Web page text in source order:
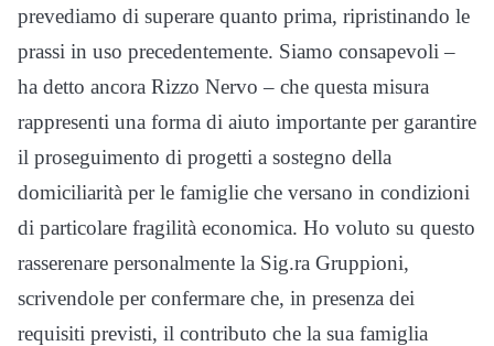
prevediamo di superare quanto prima, ripristinando le
prassi in uso precedentemente. Siamo consapevoli –
ha detto ancora Rizzo Nervo – che questa misura
rappresenti una forma di aiuto importante per garantire
il proseguimento di progetti a sostegno della
domiciliarità per le famiglie che versano in condizioni
di particolare fragilità economica. Ho voluto su questo
rasserenare personalmente la Sig.ra Gruppioni,
scrivendole per confermare che, in presenza dei
requisiti previsti, il contributo che la sua famiglia